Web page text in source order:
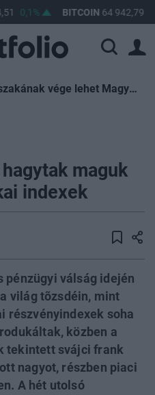
0,1% BITCOIN 64 942,79
A barbárság korszakának vége lehet Magyarországon
maguk
indexek
pénzügyi válság idején
világ tõzsdéin, mint
részvényindexek soha
közben a
tekintett svájci frank
nagyot, részben piaci
A hét utolsó